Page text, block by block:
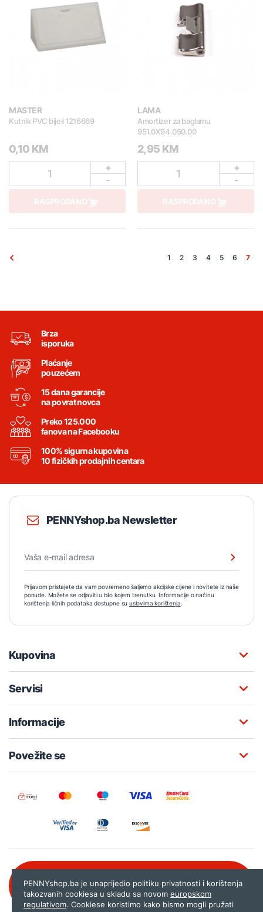
MASTER
Kutnik PVC bijeli 1216669
0,10 KM
1
+
-
RASPRODANO
LAMA
Amortizer za baglamu
951.0X94.050.00
2,95 KM
1
+
-
RASPRODANO
1 2 3 4 5 6 7
Brza
isporuka
Plaćanje
pouzećem
15 dana garancije
na povrat novca
Preko 125.000
fanova na Facebooku
100% sigurna kupovina
10 fizičkih prodajnih centara
PENNYshop.ba Newsletter
Prijavom pristajete da vam povremeno šaljemo akcijske cijene i novitete iz naše
ponude. Možete se odjaviti u bilo kojem trenutku. Informacije o načinu
korištenja ličnih podataka dostupne su uslovima korištenja.
Kupovina
Servisi
Informacije
Povežite se
080 020 261
PENNYshop.ba je unaprijedio politiku privatnosti i korištenja
takozvanih cookiesa u skladu sa novom europskom
regulativom. Cookiese koristimo kako bismo mogli pružati